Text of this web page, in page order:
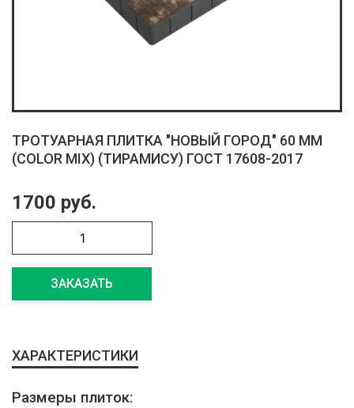
ТРОТУАРНАЯ ПЛИТКА "НОВЫЙ ГОРОД" 60 ММ
(COLOR MIX) (ТИРАМИСУ) ГОСТ 17608-2017
1700 руб.
ЗАКАЗАТЬ
ХАРАКТЕРИСТИКИ
Размеры плиток: